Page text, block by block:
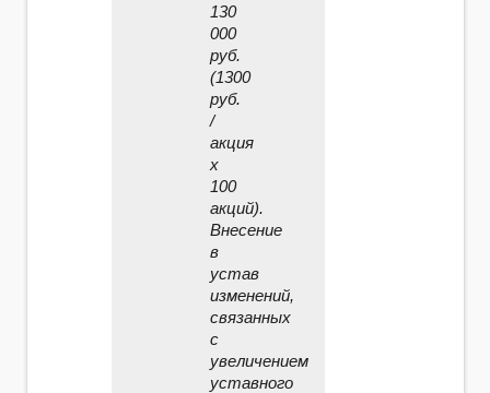
130
000
руб.
(1300
руб.
/
акция
x
100
акций).
Внесение
в
устав
изменений,
связанных
с
увеличением
уставного